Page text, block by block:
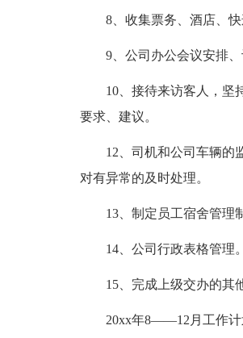
8、收集票务、酒店、
9、公司办公会议安排
10、接待来访客人，坚
要求、建议。
12、司机和公司车辆的
对有异常的及时处理。
13、制定员工宿舍管理
14、公司行政表格管理。
15、完成上级交办的其
20xx年8——12月工作计